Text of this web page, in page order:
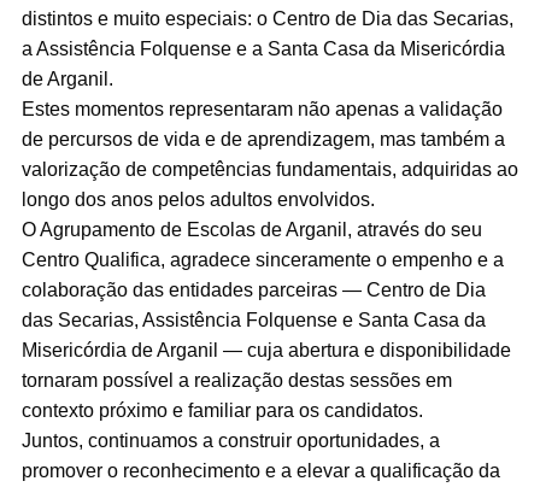
distintos e muito especiais: o Centro de Dia das Secarias,
a Assistência Folquense e a Santa Casa da Misericórdia
de Arganil.
Estes momentos representaram não apenas a validação
de percursos de vida e de aprendizagem, mas também a
valorização de competências fundamentais, adquiridas ao
longo dos anos pelos adultos envolvidos.
O Agrupamento de Escolas de Arganil, através do seu
Centro Qualifica, agradece sinceramente o empenho e a
colaboração das entidades parceiras — Centro de Dia
das Secarias, Assistência Folquense e Santa Casa da
Misericórdia de Arganil — cuja abertura e disponibilidade
tornaram possível a realização destas sessões em
contexto próximo e familiar para os candidatos.
Juntos, continuamos a construir oportunidades, a
promover o reconhecimento e a elevar a qualificação da